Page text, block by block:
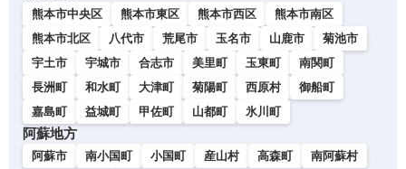
熊本市中央区 熊本市東区 熊本市西区
熊本市南区
熊本市北区
八代市 荒尾市 玉名市 山鹿市
菊池市
宇土市
宇城市 合志市 美里町 玉東町
南関町
長洲町
和水町 大津町 菊陽町 西原村
御船町
嘉島町
益城町 甲佐町 山都町 氷川町
阿蘇地方
阿蘇市 南小国町 小国町 産山村 高森町 南阿蘇村